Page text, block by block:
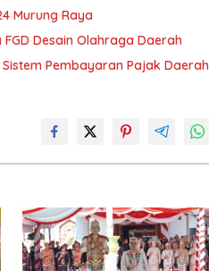
Murung Raya
Desain Olahraga Daerah
Pembayaran Pajak Daerah